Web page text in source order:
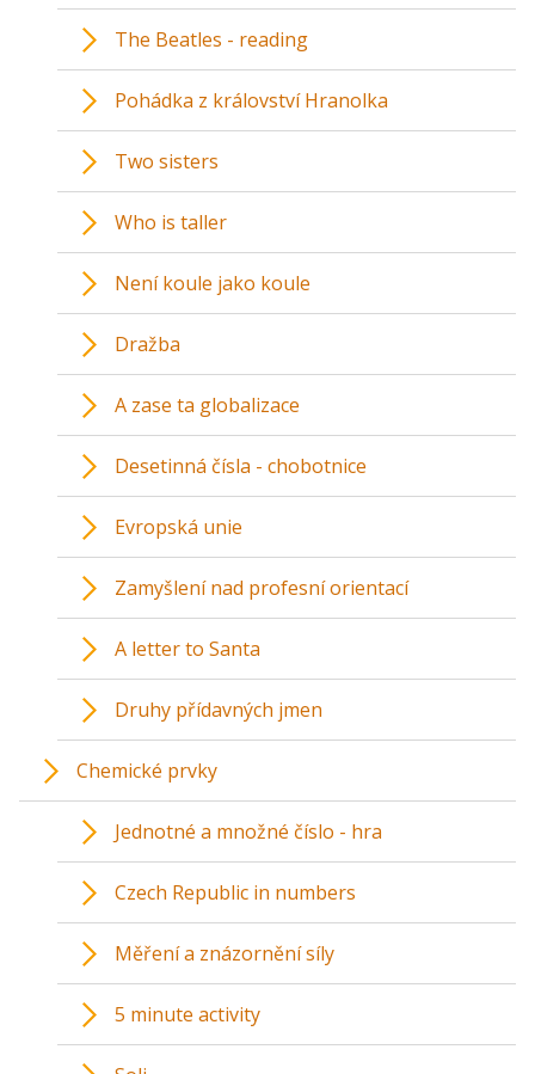
The Beatles - reading
Pohádka z království Hranolka
Two sisters
Who is taller
Není koule jako koule
Dražba
A zase ta globalizace
Desetinná čísla - chobotnice
Evropská unie
Zamyšlení nad profesní orientací
A letter to Santa
Druhy přídavných jmen
Chemické prvky
Jednotné a množné číslo - hra
Czech Republic in numbers
Měření a znázornění síly
5 minute activity